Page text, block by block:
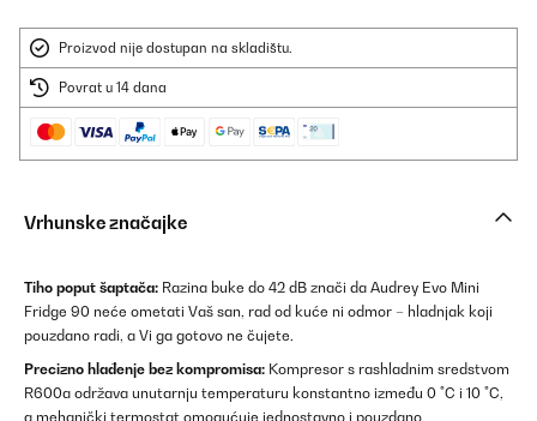
Proizvod nije dostupan na skladištu.
Povrat u 14 dana
Vrhunske značajke
Tiho poput šaptača: Razina buke do 42 dB znači da Audrey Evo Mini
Fridge 90 neće ometati Vaš san, rad od kuće ni odmor – hladnjak koji
pouzdano radi, a Vi ga gotovo ne čujete.
Precizno hlađenje bez kompromisa: Kompresor s rashladnim sredstvom
R600a održava unutarnju temperaturu konstantno između 0 °C i 10 °C,
a mehanički termostat omogućuje jednostavno i pouzdano